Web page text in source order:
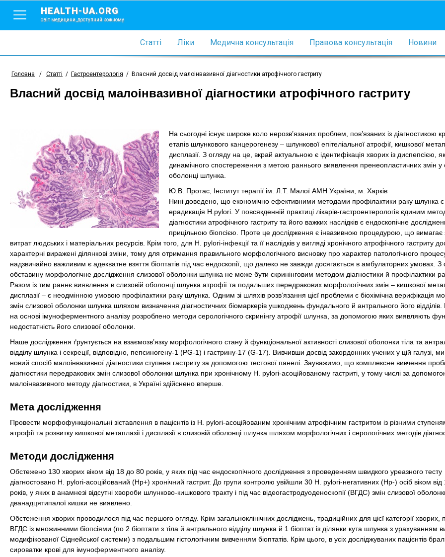
HEALTH-UA.ORG
світ медицини, доступний кожному
Статті Ліки Медична консультація Правова консультація Новини
Головна / Статті / Гастроентерологія / Власний досвід малоінвазивної діагностики атрофічного гастриту
Власний досвід малоінвазивної діагностики атрофічного гастриту
На сьогодні існує широке коло нерозв’язаних проблем, пов’язаних із діагностикою
етапів шлункового канцерогенезу – шлункової епітеліальної атрофії, кишкової
дисплазії. З огляду на це, вкрай актуальною є ідентифікація хворих із диспепсією,
динамічного спостереження з метою раннього виявлення пренеопластичних змін у
оболонці шлунка.
Ю.В. Протас, Інститут терапії ім. Л.Т. Малої АМН України, м. Харків
Нині доведено, що економічно ефективними методами профілактики раку шлунка є
ерадикація H.pylori. У повсякденній практиці лікарів-гастроентерологів єдиним
діагностики атрофічного гастриту та його важких наслідків є ендоскопічне
прицільною біопсією. Проте це дослідження є інвазивною процедурою, що вимагає
витрат людських і матеріальних ресурсів. Крім того, для H. pylori-інфекції та її наслідків у вигляді хронічного атрофічного гастриту
характерні виражені ділянкові зміни, тому для отримання правильного морфологічного висновку про характер патологічного
надзвичайно важливим є адекватне взяття біоптатів під час ендоскопії, що далеко не завжди досягається в амбулаторних умовах.
обставину морфологічне дослідження слизової оболонки шлунка не може бути скринінговим методом діагностики й профілактики
Разом із тим раннє виявлення в слизовій оболонці шлунка атрофії та подальших передракових морфологічних змін – кишкової
дисплазії – є неодмінною умовою профілактики раку шлунка. Одним зі шляхів розв’язання цієї проблеми є біохімічна верифікація
змін слизової оболонки шлунка шляхом визначення діагностичних біомаркерів ушкоджень фундального й антрального його відділів.
на основі імуноферментного аналізу розроблено методи серологічного скринінгу атрофії шлунка, за допомогою яких виявляють
недостатність його слизової оболонки.
Наше дослідження ґрунтується на взаємозв’язку морфологічного стану й функціональної активності слизової оболонки тіла та
відділу шлунка і секреції, відповідно, пепсиногену-1 (PG-1) і гастрину-17 (G-17). Вивчивши досвід закордонних учених у цій галузі,
новий спосіб малоінвазивної діагностики ступеня гастриту за допомогою тестової панелі. Зауважимо, що комплексне вивчення
діагностики передракових змін слизової оболонки шлунка при хронічному H. pylori-асоційованому гастриті, у тому числі за
малоінвазивного методу діагностики, в Україні здійснено вперше.
Мета дослідження
Провести морфофункціональні зіставлення в пацієнтів із H. pylori-асоційованим хронічним атрофічним гастритом із різними
атрофії та розвитку кишкової метаплазії і дисплазії в слизовій оболонці шлунка шляхом морфологічних і серологічних методів
Методи дослідження
Обстежено 130 хворих віком від 18 до 80 років, у яких під час ендоскопічного дослідження з проведенням швидкого уреазного тесту
діагностовано H. рylori-асоційований (Нр+) хронічний гастрит. До групи контролю увійшли 30 H. pylori-негативних (Нр-) осіб віком
років, у яких в анамнезі відсутні хвороби шлунково-кишкового тракту і під час відеогастродуоденоскопії (ВГДС) змін слизової
дванадцятипалої кишки не виявлено.
Обстеження хворих проводилося під час першого огляду. Крім загальноклінічних досліджень, традиційних для цієї категорії хворих,
ВГДС із множинними біопсіями (по 2 біоптати з тіла й антрального відділу шлунка й 1 біоптат із ділянки кута шлунка з урахуванням
модифікованої Сіднейської системи) з подальшим гістологічним вивченням біоптатів. Крім цього, в усіх досліджуваних пацієнтів
сироватки крові для імуноферментного аналізу.